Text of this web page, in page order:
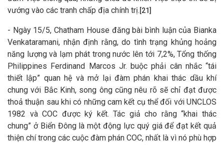
vướng vào các tranh chấp địa chính trị. [21]
- Ngày 15/5, Chatham House đăng bài bình luận của Bianka
Venkataramani, nhận định rằng, do tình trạng khủng hoảng
năng lượng và lạm phát trong nước lên tới 7,2%, Tổng thống
Philippines Ferdinand Marcos Jr. buộc phải cân nhắc “tái
thiết lập” quan hệ và mở lại đàm phán khai thác dầu khí
chung với Bắc Kinh, song ông cũng nêu rõ sẽ chỉ đạt được
thoả thuận sau khi có những cam kết cụ thể đối với UNCLOS
1982 và COC được ký kết. Tác giả cho rằng “khai thác
chung” ở Biển Đông là một động lực quý giá để đạt kết quả
thiện chí trong các cuộc đàm phán COC, nhất là vì nó phù hợp